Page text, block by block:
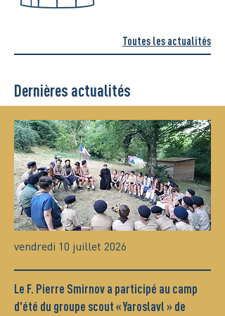
Toutes les actualités
Dernières actualités
vendredi 10 juillet 2026
Le F. Pierre Smirnov a participé au camp
d'été du groupe scout « Yaroslavl » de